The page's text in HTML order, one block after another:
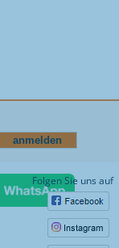
Folgen Sie uns auf